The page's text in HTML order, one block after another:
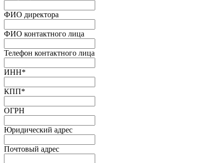
ФИО директора
ФИО контактного лица
Телефон контактного лица
ИНН*
КПП*
ОГРН
Юридический адрес
Почтовый адрес